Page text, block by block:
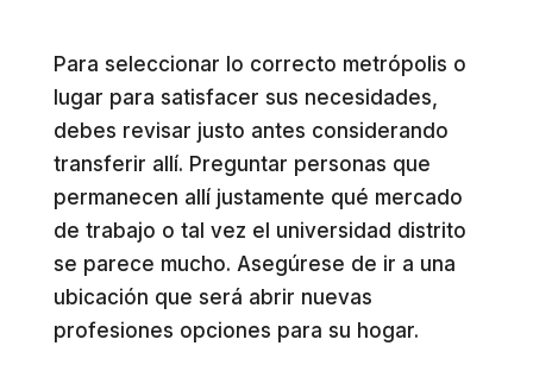
Para seleccionar lo correcto metrópolis o
lugar para satisfacer sus necesidades,
debes revisar justo antes considerando
transferir allí. Preguntar personas que
permanecen allí justamente qué mercado
de trabajo o tal vez el universidad distrito
se parece mucho. Asegúrese de ir a una
ubicación que será abrir nuevas
profesiones opciones para su hogar.